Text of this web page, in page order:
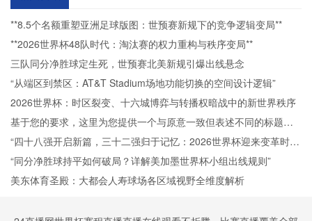
**8.5个名额重塑亚洲足球版图：世预赛新规下的竞争逻辑变局**
**2026世界杯48队时代：淘汰赛的权力重构与秩序变局**
三队同分净胜球定生死，世预赛北美新规引爆出线悬念
“从端区到禁区：AT&T Stadium场地功能切换的空间设计逻辑”
2026世界杯：时区裂变、十六城博弈与转播权暗战中的新世界秩序
基于您的要求，这里为您提供一个与原意一致但表述不同的标题：
<br /> <br /> **“2026世界杯多赛场同步运行中VAR资源动态分配与
裁判协作策略研究”**
“四十八强开启新篇，三十二强归于记忆：2026世界杯迎来变革时
代”
“同分净胜球持平如何破局？详解美加墨世界杯小组出线规则”
美东体育圣殿：大都会人寿球场各区域视野全维度解析